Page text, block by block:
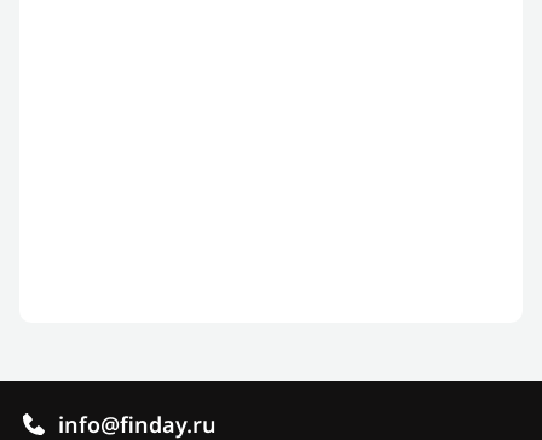
info@finday.ru